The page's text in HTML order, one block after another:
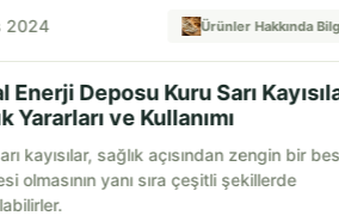
2024 Ürünler Hakkında
Enerji Deposu Kuru Sarı
Yararları ve Kullanımı
kayısılar, sağlık açısından zengin bir
olmasının yanı sıra çeşitli şekillerde